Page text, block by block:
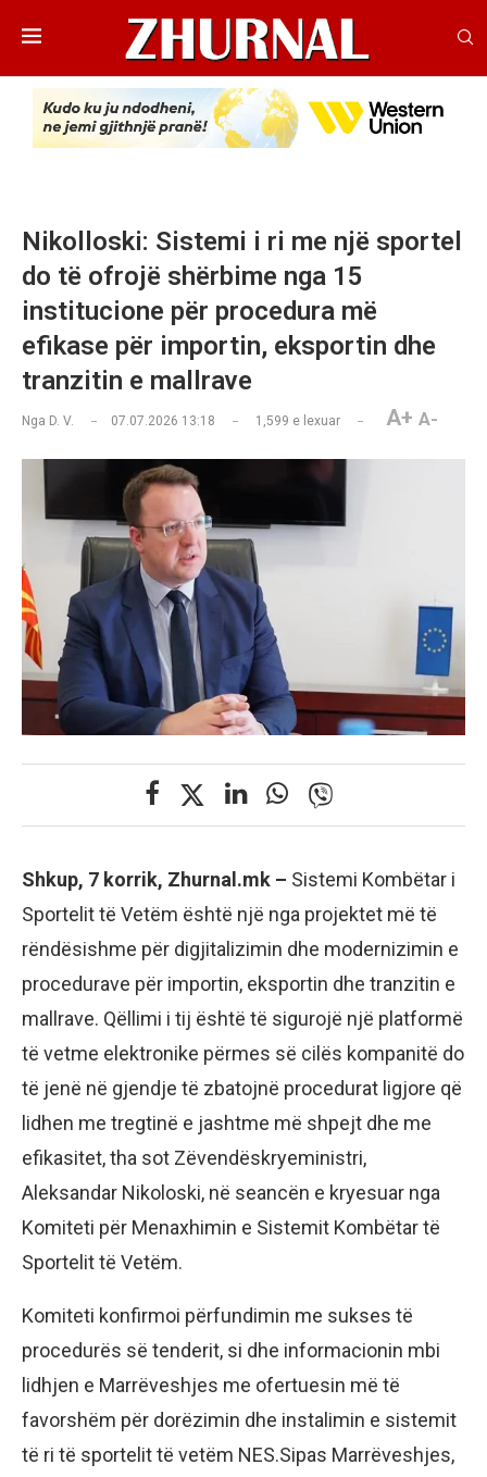
Nikolloski: Sistemi i ri me një sportel
do të ofrojë shërbime nga 15
institucione për procedura më
efikase për importin, eksportin dhe
tranzitin e mallrave
Nga D. V. 07.07.2026 13:18 1,599 e lexuar A+ A-
Shkup, 7 korrik, Zhurnal.mk – Sistemi Kombëtar i
Sportelit të Vetëm është një nga projektet më të
rëndësishme për digjitalizimin dhe modernizimin e
procedurave për importin, eksportin dhe tranzitin e
mallrave. Qëllimi i tij është të sigurojë një platformë
të vetme elektronike përmes së cilës kompanitë do
të jenë në gjendje të zbatojnë procedurat ligjore që
lidhen me tregtinë e jashtme më shpejt dhe me
efikasitet, tha sot Zëvendëskryeministri,
Aleksandar Nikoloski, në seancën e kryesuar nga
Komiteti për Menaxhimin e Sistemit Kombëtar të
Sportelit të Vetëm.
Komiteti konfirmoi përfundimin me sukses të
procedurës së tenderit, si dhe informacionin mbi
lidhjen e Marrëveshjes me ofertuesin më të
favorshëm për dorëzimin dhe instalimin e sistemit
të ri të sportelit të vetëm NES.Sipas Marrëveshjes,